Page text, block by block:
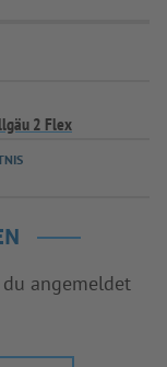
2 Flex
angemeldet